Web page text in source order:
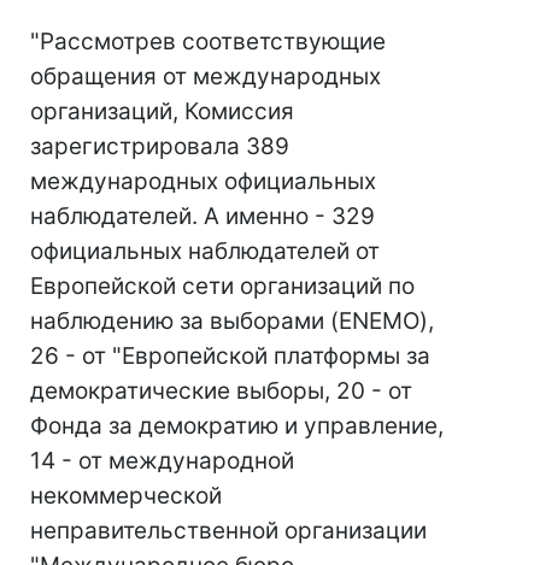
"Рассмотрев соответствующие
обращения от международных
организаций, Комиссия
зарегистрировала 389
международных официальных
наблюдателей. А именно - 329
официальных наблюдателей от
Европейской сети организаций по
наблюдению за выборами (ENEMO),
26 - от "Европейской платформы за
демократические выборы, 20 - от
Фонда за демократию и управление,
14 - от международной
некоммерческой
неправительственной организации